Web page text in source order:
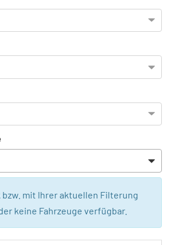
bzw. mit Ihrer aktuellen Filterung
keine Fahrzeuge verfügbar.